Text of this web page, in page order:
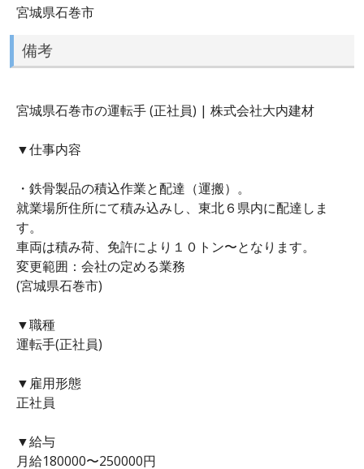
宮城県石巻市
備考
宮城県石巻市の運転手 (正社員) | 株式会社大内建材
▼仕事内容
・鉄骨製品の積込作業と配達（運搬）。
就業場所住所にて積み込みし、東北６県内に配達しま
す。
車両は積み荷、免許により１０トン〜となります。
変更範囲：会社の定める業務
(宮城県石巻市)
▼職種
運転手(正社員)
▼雇用形態
正社員
▼給与
月給180000〜250000円